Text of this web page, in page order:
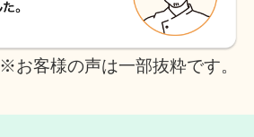
※お客様の声は一部抜粋です。